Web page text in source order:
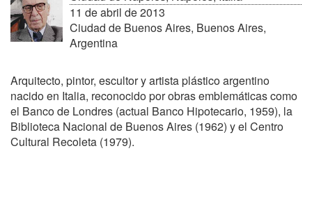
11 de abril de 2013
Ciudad de Buenos Aires, Buenos Aires,
Argentina
Arquitecto, pintor, escultor y artista plástico argentino
nacido en Italia, reconocido por obras emblemáticas como
el Banco de Londres (actual Banco Hipotecario, 1959), la
Biblioteca Nacional de Buenos Aires (1962) y el Centro
Cultural Recoleta (1979).